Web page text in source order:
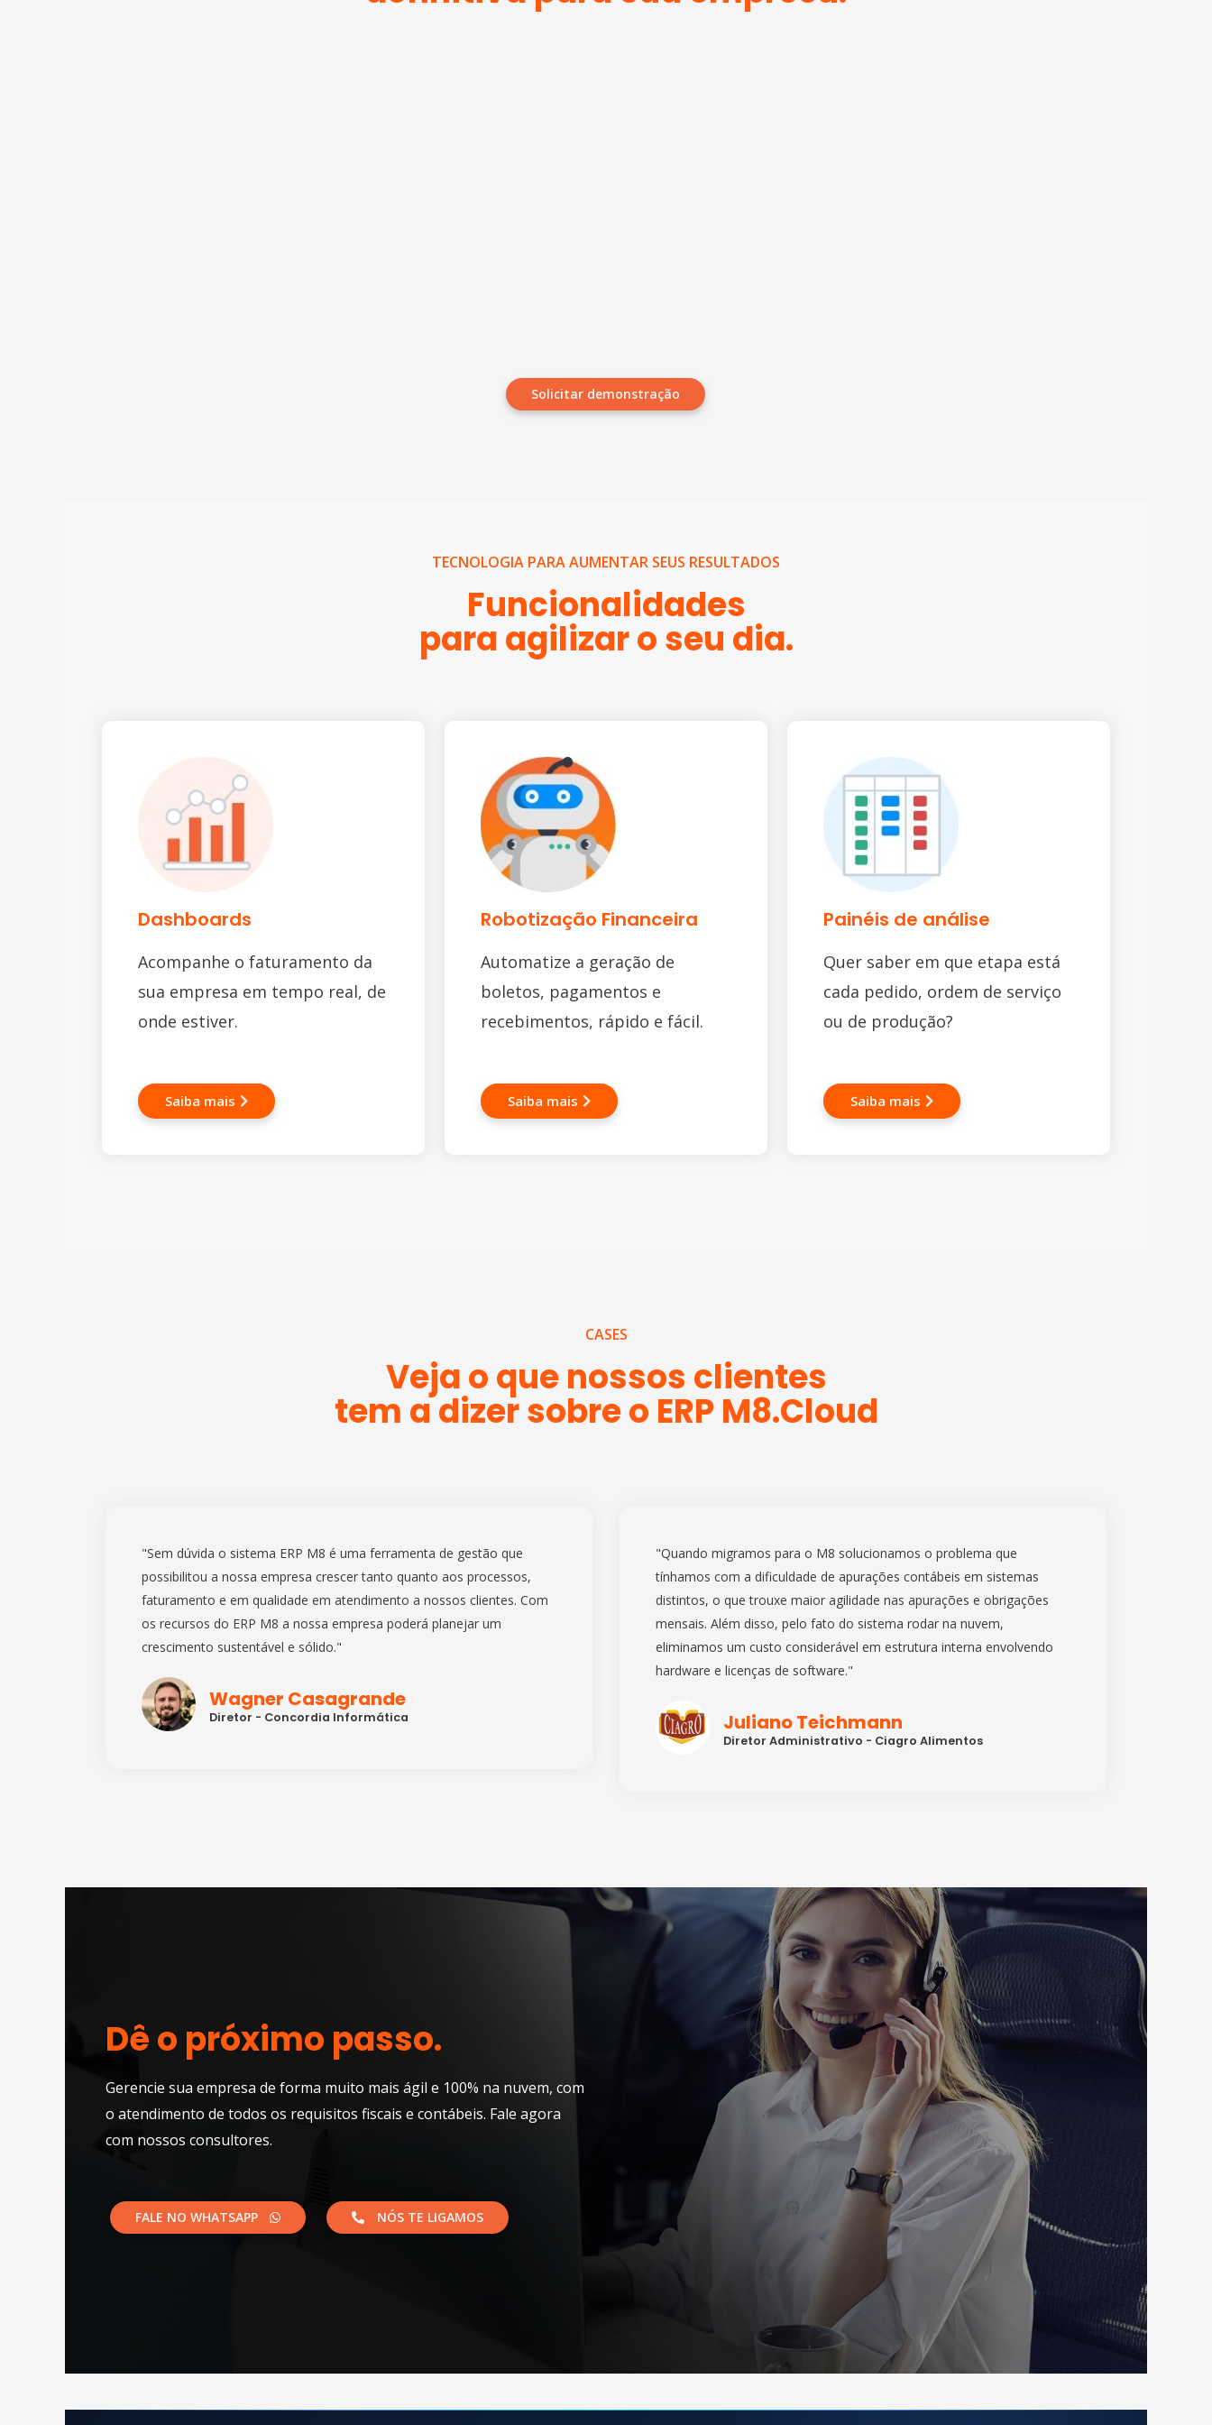
Solicitar demonstração
TECNOLOGIA PARA AUMENTAR SEUS RESULTADOS
Funcionalidades
para agilizar o seu dia.
Dashboards
Acompanhe o faturamento da
sua empresa em tempo real, de
onde estiver.
Saiba mais
Robotização Financeira
Automatize a geração de
boletos, pagamentos e
recebimentos, rápido e fácil.
Saiba mais
Painéis de análise
Quer saber em que etapa está
cada pedido, ordem de serviço
ou de produção?
Saiba mais
CASES
Veja o que nossos clientes
tem a dizer sobre o ERP M8.Cloud
"Sem dúvida o sistema ERP M8 é uma ferramenta de gestão que
possibilitou a nossa empresa crescer tanto quanto aos processos,
faturamento e em qualidade em atendimento a nossos clientes. Com
os recursos do ERP M8 a nossa empresa poderá planejar um
crescimento sustentável e sólido."
Wagner Casagrande
Diretor - Concordia Informática
"Quando migramos para o M8 solucionamos o problema que
tínhamos com a dificuldade de apurações contábeis em sistemas
distintos, o que trouxe maior agilidade nas apurações e obrigações
mensais. Além disso, pelo fato do sistema rodar na nuvem,
eliminamos um custo considerável em estrutura interna envolvendo
hardware e licenças de software."
Juliano Teichmann
Diretor Administrativo - Ciagro Alimentos
Dê o próximo passo.
Gerencie sua empresa de forma muito mais ágil e 100% na nuvem, com
o atendimento de todos os requisitos fiscais e contábeis. Fale agora
com nossos consultores.​
FALE NO WHATSAPP NÓS TE LIGAMOS